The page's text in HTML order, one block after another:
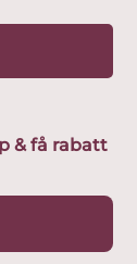
& få rabatt